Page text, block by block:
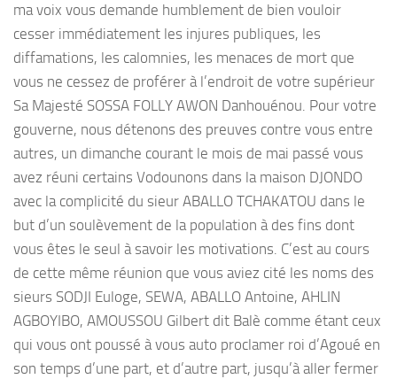
ma voix vous demande humblement de bien vouloir
cesser immédiatement les injures publiques, les
diffamations, les calomnies, les menaces de mort que
vous ne cessez de proférer à l’endroit de votre supérieur
Sa Majesté SOSSA FOLLY AWON Danhouénou. Pour votre
gouverne, nous détenons des preuves contre vous entre
autres, un dimanche courant le mois de mai passé vous
avez réuni certains Vodounons dans la maison DJONDO
avec la complicité du sieur ABALLO TCHAKATOU dans le
but d’un soulèvement de la population à des fins dont
vous êtes le seul à savoir les motivations. C’est au cours
de cette même réunion que vous aviez cité les noms des
sieurs SODJI Euloge, SEWA, ABALLO Antoine, AHLIN
AGBOYIBO, AMOUSSOU Gilbert dit Balè comme étant ceux
qui vous ont poussé à vous auto proclamer roi d’Agoué en
son temps d’une part, et d’autre part, jusqu’à aller fermer